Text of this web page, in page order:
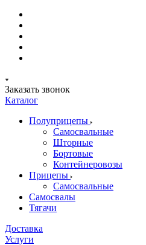
Заказать звонок
Каталог
Полуприцепы
Самосвальные
Шторные
Бортовые
Контейнеровозы
Прицепы
Самосвальные
Самосвалы
Тягачи
Доставка
Услуги